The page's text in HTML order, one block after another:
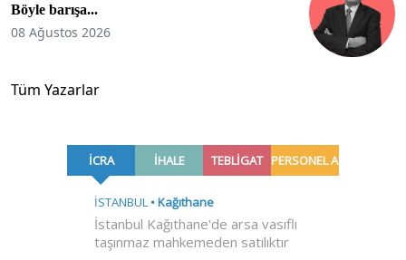
Böyle barışa...
08 Ağustos 2026
Tüm Yazarlar